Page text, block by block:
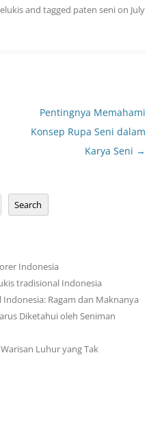
and tagged paten senion July
Pentingnya Memahami
Konsep Rupa Seni dalam
Karya Seni →
Search
Indonesia
tradisional Indonesia
Ragam dan Maknanya
Diketahui oleh Seniman
Luhur yang Tak